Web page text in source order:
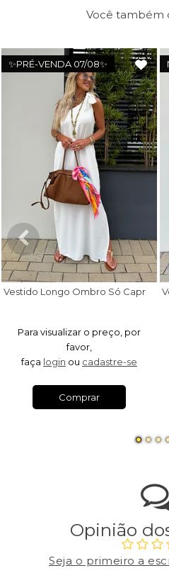
Você também
✨PRÉ-VENDA 07/08✨
Para visualizar o preço, por
favor,
faça login ou cadastre-se
Comprar
Opinião
Seja o primeiro a